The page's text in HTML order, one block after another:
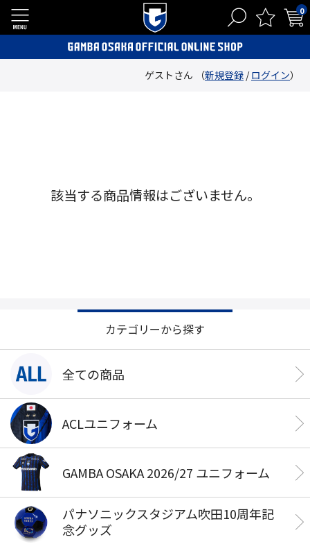
0
ゲストさん （新規登録 /ログイン）
該当する商品情報はございません。
カテゴリーから探す
全ての商品
ACLユニフォーム
GAMBA OSAKA 2026/27 ユニフォーム
パナソニックスタジアム吹田10周年記
念グッズ